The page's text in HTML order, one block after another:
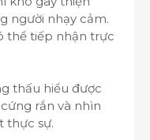
người nhạy cảm.
thể tiếp nhận trực
thấu hiểu được
rắn và nhìn
thực sự.